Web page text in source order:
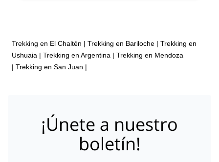
Trekking en El Chaltén | Trekking en Bariloche | Trekking en
Ushuaia | Trekking en Argentina | Trekking en Mendoza
| Trekking en San Juan |
¡Únete a nuestro
boletín!